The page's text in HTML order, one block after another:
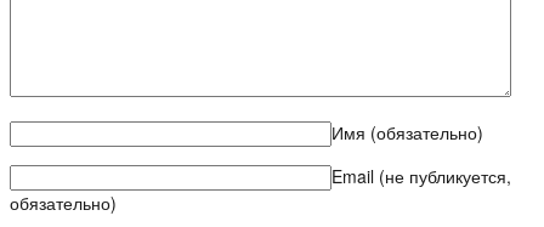
Имя (обязательно)
Email (не публикуется,
обязательно)